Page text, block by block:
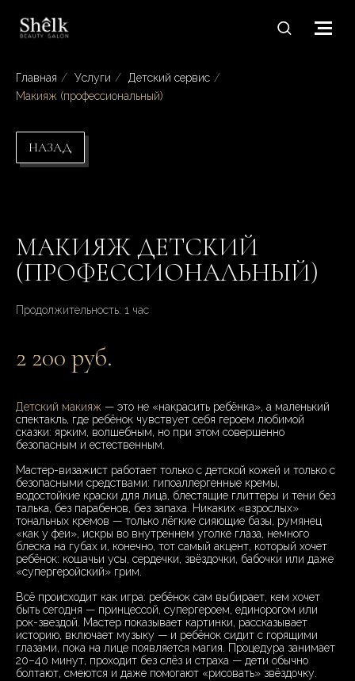
Главная / Услуги / Детский сервис /
Макияж (профессиональный)
НАЗАД
МАКИЯЖ ДЕТСКИЙ
(ПРОФЕССИОНАЛЬНЫЙ)
Продолжительность: 1 час
2 200 руб.
Детский макияж — это не «накрасить ребёнка», а маленький
спектакль, где ребёнок чувствует себя героем любимой
сказки: ярким, волшебным, но при этом совершенно
безопасным и естественным.
Мастер-визажист работает только с детской кожей и только с
безопасными средствами: гипоаллергенные кремы,
водостойкие краски для лица, блестящие глиттеры и тени без
талька, без парабенов, без запаха. Никаких «взрослых»
тональных кремов — только лёгкие сияющие базы, румянец
«как у феи», искры во внутреннем уголке глаза, немного
блеска на губах и, конечно, тот самый акцент, который хочет
ребёнок: кошачьи усы, сердечки, звёздочки, бабочки или даже
«супергеройский» грим.
Всё происходит как игра: ребёнок сам выбирает, кем хочет
быть сегодня — принцессой, супергероем, единорогом или
рок-звездой. Мастер показывает картинки, рассказывает
историю, включает музыку — и ребёнок сидит с горящими
глазами, пока на лице появляется магия. Процедура занимает
20–40 минут, проходит без слёз и страха — дети обычно
болтают, смеются и даже помогают «рисовать» звёздочку.